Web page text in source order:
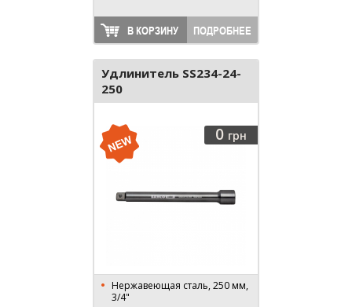
В КОРЗИНУ ПОДРОБНЕЕ
Удлинитель SS234-24-
250
0 грн
Нержавеющая сталь, 250 мм,
3/4"